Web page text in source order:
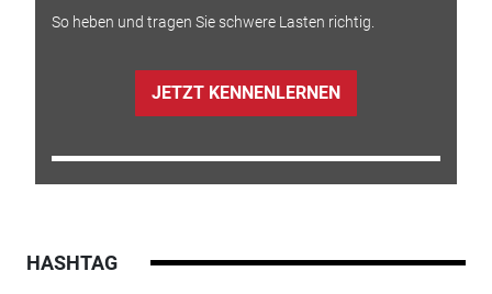
So heben und tragen Sie schwere Lasten richtig.
JETZT KENNENLERNEN
HASHTAG